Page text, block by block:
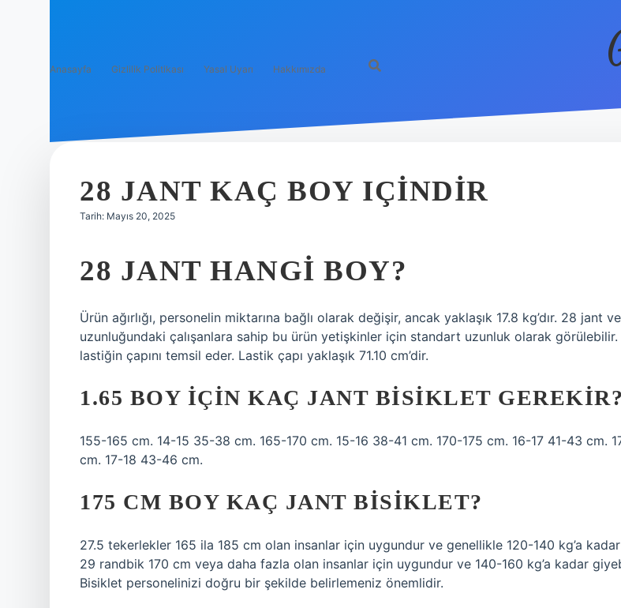
Anasayfa Gizlilik Politikası Yasal Uyarı Hakkımızda
28 JANT KAÇ BOY IÇINDIR
Tarih: Mayıs 20, 2025
28 JANT HANGI BOY?
Ürün ağırlığı, personelin miktarına bağlı olarak değişir, ancak yaklaşık 17.8 kg’dır. 28 jant
uzunluğundaki çalışanlara sahip bu ürün yetişkinler için standart uzunluk olarak görülebilir.
lastiğin çapını temsil eder. Lastik çapı yaklaşık 71.10 cm’dir.
1.65 BOY IÇIN KAÇ JANT BISIKLET GEREKIR?
155-165 cm. 14-15 35-38 cm. 165-170 cm. 15-16 38-41 cm. 170-175 cm. 16-17 41-43 cm.
cm. 17-18 43-46 cm.
175 CM BOY KAÇ JANT BISIKLET?
27.5 tekerlekler 165 ila 185 cm olan insanlar için uygundur ve genellikle 120-140 kg’a
29 randbik 170 cm veya daha fazla olan insanlar için uygundur ve 140-160 kg’a kadar
Bisiklet personelinizi doğru bir şekilde belirlemeniz önemlidir.